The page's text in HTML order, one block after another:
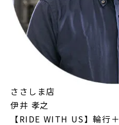
ささしま店
伊井 孝之
【RIDE WITH US】輪行